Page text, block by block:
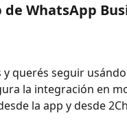
WhatsApp
querés seguir
la integración en
la app y desde